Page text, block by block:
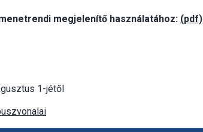
megjelenítő használatához: (pdf)
1-jétől